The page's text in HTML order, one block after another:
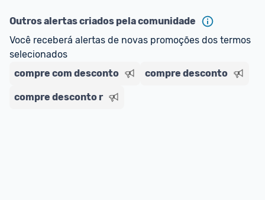
Outros alertas criados pela comunidade
Você receberá alertas de novas promoções dos termos
selecionados
compre com desconto
compre desconto
compre desconto r